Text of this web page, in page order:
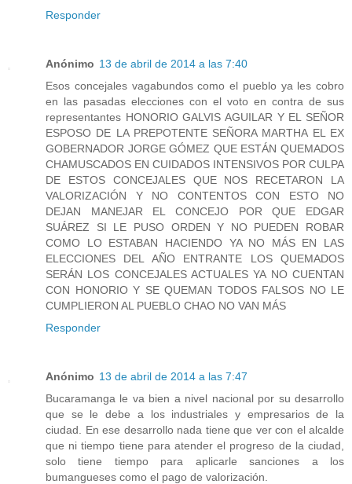
Responder
Anónimo 13 de abril de 2014 a las 7:40
Esos concejales vagabundos como el pueblo ya les cobro
en las pasadas elecciones con el voto en contra de sus
representantes HONORIO GALVIS AGUILAR Y EL SEÑOR
ESPOSO DE LA PREPOTENTE SEÑORA MARTHA EL EX
GOBERNADOR JORGE GÓMEZ QUE ESTÁN QUEMADOS
CHAMUSCADOS EN CUIDADOS INTENSIVOS POR CULPA
DE ESTOS CONCEJALES QUE NOS RECETARON LA
VALORIZACIÓN Y NO CONTENTOS CON ESTO NO
DEJAN MANEJAR EL CONCEJO POR QUE EDGAR
SUÁREZ SI LE PUSO ORDEN Y NO PUEDEN ROBAR
COMO LO ESTABAN HACIENDO YA NO MÁS EN LAS
ELECCIONES DEL AÑO ENTRANTE LOS QUEMADOS
SERÁN LOS CONCEJALES ACTUALES YA NO CUENTAN
CON HONORIO Y SE QUEMAN TODOS FALSOS NO LE
CUMPLIERON AL PUEBLO CHAO NO VAN MÁS
Responder
Anónimo 13 de abril de 2014 a las 7:47
Bucaramanga le va bien a nivel nacional por su desarrollo
que se le debe a los industriales y empresarios de la
ciudad. En ese desarrollo nada tiene que ver con el alcalde
que ni tiempo tiene para atender el progreso de la ciudad,
solo tiene tiempo para aplicarle sanciones a los
bumangueses como el pago de valorización.